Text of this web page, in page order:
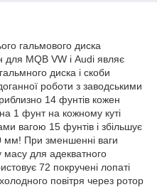
гальмового диска
MQB VW і Audi являє
диска і скоби
роботи з заводськими
14 фунтів кожен
1 фунт на кожному куті
вагою 15 фунтів і збільшує
мм! При зменшенні ваги
масу для адекватного
72 покручені лопаті
повітря через ротор